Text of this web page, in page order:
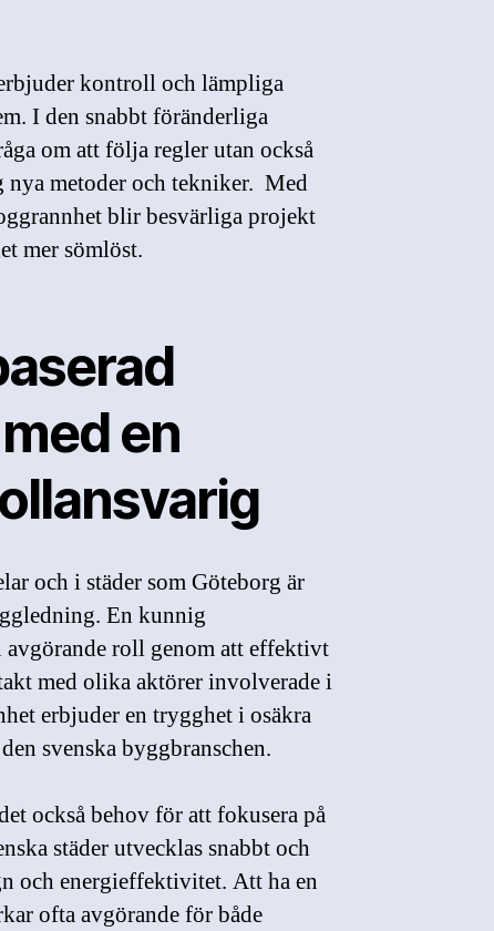
kontroll och lämpliga
I den snabbt föränderliga
om att följa regler utan också
nya metoder och tekniker. Med
blir besvärliga projekt
mer sömlöst.
en
och i städer som Göteborg är
En kunnig
roll genom att effektivt
med olika aktörer involverade i
erbjuder en trygghet i osäkra
svenska byggbranschen.
också behov för att fokusera på
städer utvecklas snabbt och
och energieffektivitet. Att ha en
ofta avgörande för både